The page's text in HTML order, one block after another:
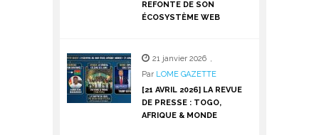
REFONTE DE SON
ÉCOSYSTÈME WEB
21 janvier 2026 ,
Par LOME GAZETTE
[21 AVRIL 2026] LA REVUE
DE PRESSE : TOGO,
AFRIQUE & MONDE